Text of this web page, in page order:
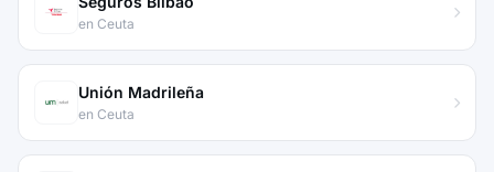
en Ceuta
Unión Madrileña
en Ceuta